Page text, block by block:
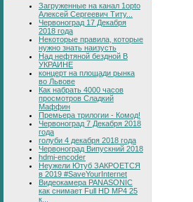
Загруженные на канал 1opto
Алексей Сергеевич Титу...
Червоноград 17 Декабря
2018 года
Некоторые правила, которые
нужно знать наизусть
Над нефтяной бездной В
УКРАИНЕ
концерт на площади рынка
во Львове
Как набрать 4000 часов
просмотров Сладкий
Маффин
Премьера трилогии - Комод!
Червоноград 7 Декабря 2018
года
голуби 4 декабря 2018 года
Червоноград Випускний 2018
hdmi-encoder
Неужели Ютуб ЗАКРОЕТСЯ
в 2019 #SaveYourInternet
Видеокамера PANASONIC
как снимает Full HD MP4 25
к...